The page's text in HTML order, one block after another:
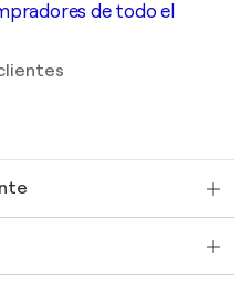
de todo el